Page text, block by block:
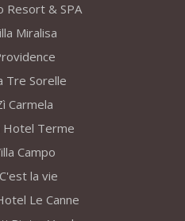
Resort & SPA
Miralisa
Tre Sorelle
Carmela
Hotel Terme
Campo
la vie
Le Canne